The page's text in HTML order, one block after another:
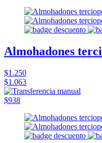
Almohadones
$1.250
$1.063
$938